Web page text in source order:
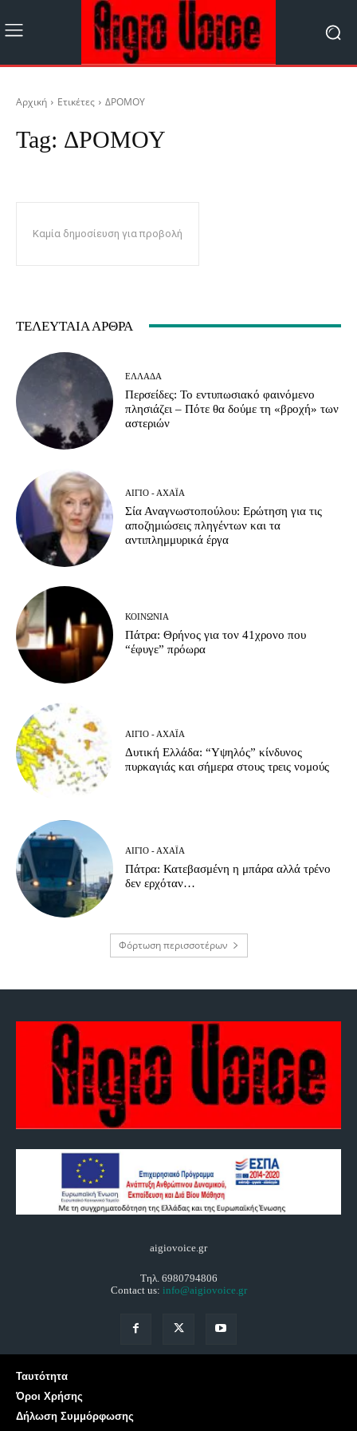
Αρχική Ετικέτες ΔΡΟΜΟΥ
Tag: ΔΡΟΜΟΥ
Καμία δημοσίευση για προβολή
ΤΕΛΕΥΤΑΊΑ ΆΡΘΡΑ
ΕΛΛΆΔΑ
Περσείδες: Το εντυπωσιακό φαινόμενο
πλησιάζει – Πότε θα δούμε τη «βροχή» των
αστεριών
ΑΊΓΙΟ - ΑΧΑΪ́Α
Σία Αναγνωστοπούλου: Ερώτηση για τις
αποζημιώσεις πληγέντων και τα
αντιπλημμυρικά έργα
ΚΟΙΝΩΝΊΑ
Πάτρα: Θρήνος για τον 41χρονο που
“έφυγε” πρόωρα
ΑΊΓΙΟ - ΑΧΑΪ́Α
Δυτική Ελλάδα: “Υψηλός” κίνδυνος
πυρκαγιάς και σήμερα στους τρεις νομούς
ΑΊΓΙΟ - ΑΧΑΪ́Α
Πάτρα: Κατεβασμένη η μπάρα αλλά τρένο
δεν ερχόταν…
Φόρτωση περισσοτέρων
aigiovoice.gr
Τηλ. 6980794806
Contact us: info@aigiovoice.gr
Ταυτότητα
Όροι Χρήσης
Δήλωση Συμμόρφωσης